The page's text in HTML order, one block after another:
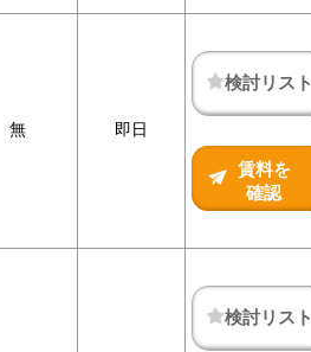
無 即日
検討リスト
賃料を
確認
検討リスト